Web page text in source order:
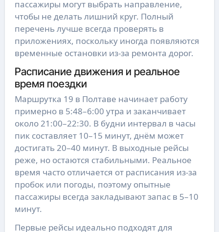
пассажиры могут выбрать направление,
чтобы не делать лишний круг. Полный
перечень лучше всегда проверять в
приложениях, поскольку иногда появляются
временные остановки из-за ремонта дорог.
Расписание движения и реальное
время поездки
Маршрутка 19 в Полтаве начинает работу
примерно в 5:48–6:00 утра и заканчивает
около 21:00–22:30. В будни интервал в часы
пик составляет 10–15 минут, днём может
достигать 20–40 минут. В выходные рейсы
реже, но остаются стабильными. Реальное
время часто отличается от расписания из-за
пробок или погоды, поэтому опытные
пассажиры всегда закладывают запас в 5–10
минут.
Первые рейсы идеально подходят для